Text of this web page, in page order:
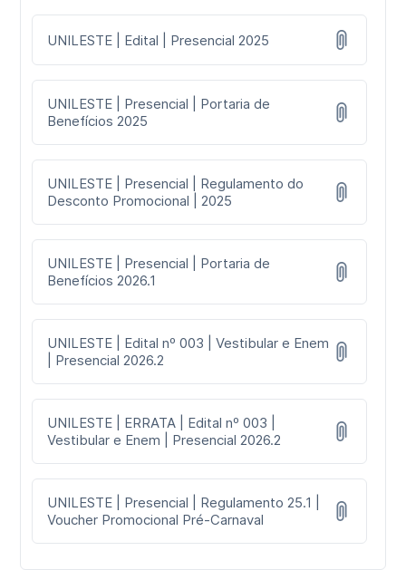
UNILESTE | Edital | Presencial 2025
UNILESTE | Presencial | Portaria de
Benefícios 2025
UNILESTE | Presencial | Regulamento do
Desconto Promocional | 2025
UNILESTE | Presencial | Portaria de
Benefícios 2026.1
UNILESTE | Edital nº 003 | Vestibular e Enem
| Presencial 2026.2
UNILESTE | ERRATA | Edital nº 003 |
Vestibular e Enem | Presencial 2026.2
UNILESTE | Presencial | Regulamento 25.1 |
Voucher Promocional Pré-Carnaval